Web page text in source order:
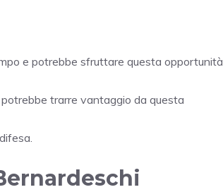
e potrebbe sfruttare questa opportunità
trarre vantaggio da questa